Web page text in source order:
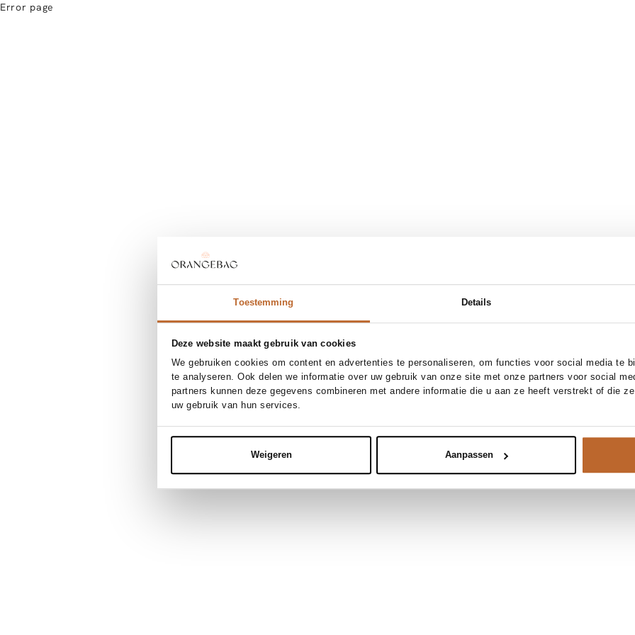
Toestemming Details
Deze website maakt gebruik van cookies
We gebruiken cookies om content en advertenties te personaliseren, om functies voor social media te
te analyseren. Ook delen we informatie over uw gebruik van onze site met onze partners voor social
partners kunnen deze gegevens combineren met andere informatie die u aan ze heeft verstrekt of die
uw gebruik van hun services.
Weigeren Aanpassen
Error page